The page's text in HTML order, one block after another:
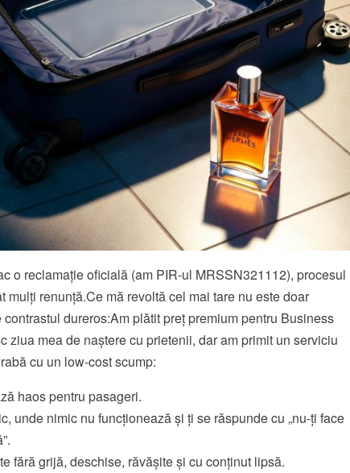
o reclamație oficială (am PIR-ul MRSSN321112), procesul
mulți renunță.Ce mă revoltă cel mai tare nu este doar
dureros:Am plătit preț premium pentru Business
ziua mea de naștere cu prietenii, dar am primit un serviciu
cu un low-cost scump:
haos pentru pasageri.
unde nimic nu funcționează și ți se răspunde cu „nu-ți face
fără grijă, deschise, răvășite și cu conținut lipsă.